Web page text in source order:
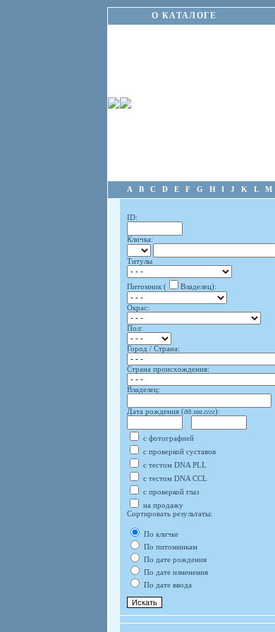
О КАТАЛОГЕ
A B C D E F G H I J K L M
ID:
Кличка:
Титулы
Питомник ( Владелец):
Окрас:
Пол:
Город / Страна:
Страна происхождения:
Владелец:
Дата рождения (дд.мм.гггг):
с фотографией
с проверкой суставов
с тестом DNA PLL
с тестом DNA CCL
с проверкой глаз
на продажу
Сортировать результаты:
По кличке
По питомникам
По дате рождения
По дате изменения
По дате ввода